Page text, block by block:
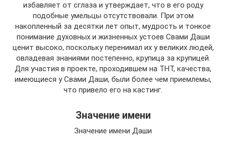
избавляет от сглаза и утверждает, что в его роду
подобные умельцы отсутствовали. При этом
накопленный за десятки лет опыт, мудрость и тонкое
понимание духовных и жизненных устоев Свами Даши
ценит высоко, поскольку перенимал их у великих людей,
овладевая знаниями постепенно, крупица за крупицей.
Для участия в проекте, проходившем на ТНТ, качества,
имеющиеся у Свами Даши, были более чем приемлемы,
что привело его на кастинг.
Значение имени
Значение имени Даши